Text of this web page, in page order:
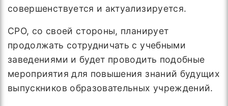
совершенствуется и актуализируется.
СРО, со своей стороны, планирует
продолжать сотрудничать с учебными
заведениями и будет проводить подобные
мероприятия для повышения знаний будущих
выпускников образовательных учреждений.